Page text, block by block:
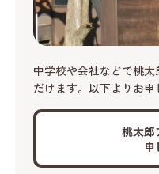
中学校や会社などで桃
だけます。以下よりお申
桃太郎